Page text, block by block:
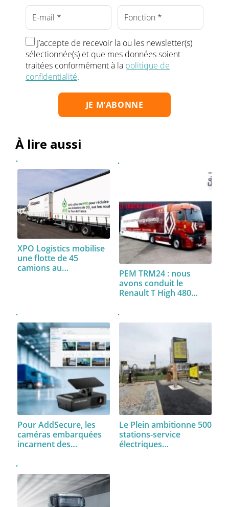
J’accepte de recevoir la ou les newsletter(s)
sélectionnée(s) et que mes données soient
traitées conformément à la politique de
confidentialité.
À lire aussi
XPO Logistics mobilise
une flotte de 45
camions au…
PEM TRM24 : nous
avons conduit le
Renault T High 480…
Pour AddSecure, les
caméras embarquées
incarnent des…
Le Plein ambitionne 500
stations-service
électriques…